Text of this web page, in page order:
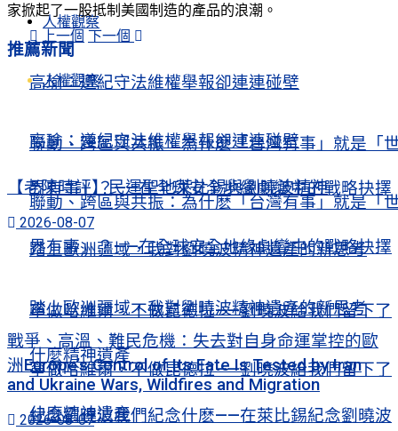
人權觀察
高瑜：遵紀守法維權舉報卻連連碰壁
聯動、跨區與共振：為什麽「台灣有事」就是「
界有事」？——在全球安全地緣劇變中的戰略抉擇
踏上歐洲疆域，我對劉曉波精神遺產的新思考
寧做哈維爾，不做昆德拉——劉曉波給我們留下了
什麼精神遺產
紀念劉曉波我們紀念什麽——在萊比錫紀念劉曉波
上一個 下一個
人權觀察
高瑜：遵紀守法維權舉報卻連連碰壁
聯動、跨區與共振：為什麽「台灣有事」就是「
界有事」？——在全球安全地緣劇變中的戰略抉擇
踏上歐洲疆域，我對劉曉波精神遺產的新思考
寧做哈維爾，不做昆德拉——劉曉波給我們留下了
什麼精神遺產
家掀起了一股抵制美國制造的產品的浪潮。
推薦新聞
【老陳時評】民運聖地萊比錫與劉曉波精神
2026-08-07
戰爭、高溫、難民危機：失去對自身命運掌控的歐
洲Europe’s Control of Its Fate Is Tested by Iran
and Ukraine Wars, Wildfires and Migration
2026-08-07